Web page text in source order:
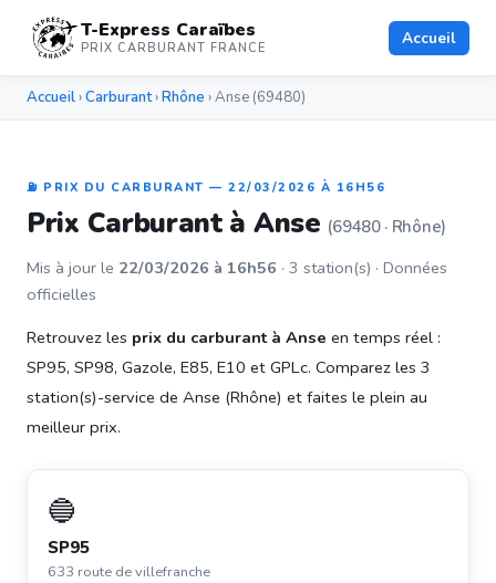
T-Express Caraïbes
PRIX CARBURANT FRANCE Accueil
Accueil ›Carburant›Rhône › Anse (69480)
⛽ PRIX DU CARBURANT — 22/03/2026 À 16H56
Prix Carburant à Anse (69480 · Rhône)
Mis à jour le 22/03/2026 à 16h56 · 3 station(s) · Données
officielles
Retrouvez les prix du carburant à Anse en temps réel :
SP95, SP98, Gazole, E85, E10 et GPLc. Comparez les 3
station(s)-service de Anse (Rhône) et faites le plein au
meilleur prix.
🔵
SP95
633 route de villefranche